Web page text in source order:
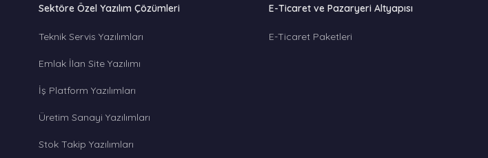
Sektöre Özel Yazılım Çözümleri
Teknik Servis Yazılımları
Emlak İlan Site Yazılımı
İş Platform Yazılımları
Üretim Sanayi Yazılımları
Stok Takip Yazılımları
E-Ticaret ve Pazaryeri Altyapısı
E-Ticaret Paketleri